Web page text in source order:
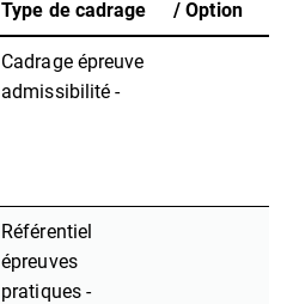
Type de cadrage
/ Option
Cadrage épreuve
admissibilité -
Référentiel
épreuves
pratiques -